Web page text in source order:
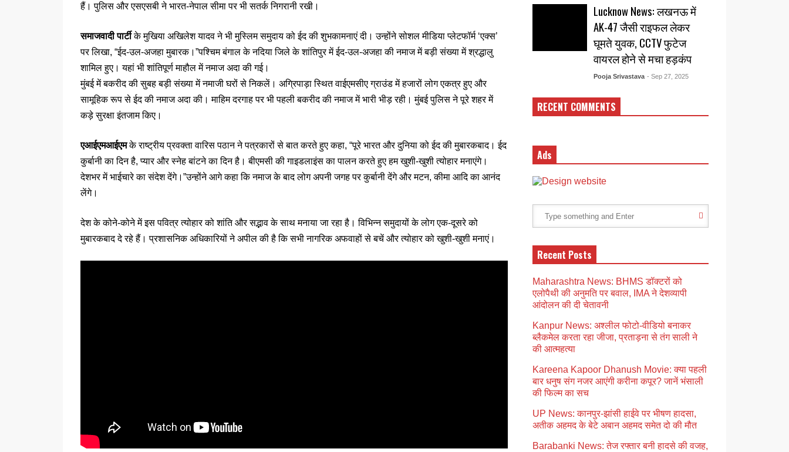
हैं। पुलिस और एसएसबी ने भारत-नेपाल सीमा पर भी सतर्क निगरानी रखी।
समाजवादी पार्टीके मुखिया अखिलेश यादव ने भी मुस्लिम समुदाय को ईद की शुभकामनाएं दी। उन्होंने सोशल मीडिया प्लेटफॉर्म ‘एक्स’
पर लिखा, “ईद-उल-अजहा मुबारक।”पश्चिम बंगाल के नदिया जिले के शांतिपुर में ईद-उल-अजहा की नमाज में बड़ी संख्या में श्रद्धालु
शामिल हुए। यहां भी शांतिपूर्ण माहौल में नमाज अदा की गई।
मुंबई में बकरीद की सुबह बड़ी संख्या में नमाजी घरों से निकलें। अग्रिपाड़ा स्थित वाईएमसीए ग्राउंड में हजारों लोग एकत्र हुए और
सामूहिक रूप से ईद की नमाज अदा की। माहिम दरगाह पर भी पहली बकरीद की नमाज में भारी भीड़ रही। मुंबई पुलिस ने पूरे शहर में
कड़े सुरक्षा इंतजाम किए।
एआईएमआईएमके राष्ट्रीय प्रवक्ता वारिस पठान ने पत्रकारों से बात करते हुए कहा, “पूरे भारत और दुनिया को ईद की मुबारकबाद। ईद
कुर्बानी का दिन है, प्यार और स्नेह बांटने का दिन है। बीएमसी की गाइडलाइंस का पालन करते हुए हम खुशी-खुशी त्योहार मनाएंगे।
देशभर में भाईचारे का संदेश देंगे।”उन्होंने आगे कहा कि नमाज के बाद लोग अपनी जगह पर कुर्बानी देंगे और मटन, कीमा आदि का आनंद
लेंगे।
देश के कोने-कोने में इस पवित्र त्योहार को शांति और सद्भाव के साथ मनाया जा रहा है। विभिन्न समुदायों के लोग एक-दूसरे को
मुबारकबाद दे रहे हैं। प्रशासनिक अधिकारियों ने अपील की है कि सभी नागरिक अफवाहों से बचें और त्योहार को खुशी-खुशी मनाएं।
Lucknow News: लखनऊ में
AK-47 जैसी राइफल लेकर
घूमते युवक, CCTV फुटेज
वायरल होने से मचा हड़कंप
Pooja Srivastava - Sep 27, 2025
RECENT COMMENTS
Ads
Recent Posts
Maharashtra News: BHMS डॉक्टरों को
एलोपैथी की अनुमति पर बवाल, IMA ने देशव्यापी
आंदोलन की दी चेतावनी
Kanpur News: अश्लील फोटो-वीडियो बनाकर
ब्लैकमेल करता रहा जीजा, प्रताड़ना से तंग साली ने
की आत्महत्या
Kareena Kapoor Dhanush Movie: क्या पहली
बार धनुष संग नजर आएंगी करीना कपूर? जानें भंसाली
की फिल्म का सच
UP News: कानपुर-झांसी हाईवे पर भीषण हादसा,
अतीक अहमद के बेटे अबान अहमद समेत दो की मौत
Barabanki News: तेज रफ्तार बनी हादसे की वजह,